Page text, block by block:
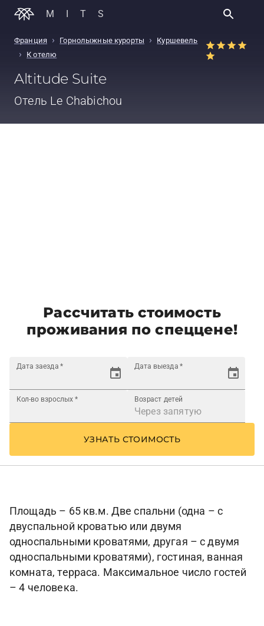
MITS
Франция › Горнолыжные курорты › Куршевель
› К отелю
Altitude Suite
Отель Le Chabichou
Рассчитать стоимость
проживания по спеццене!
Дата заезда * Дата выезда *
Кол-во взрослых * Возраст детей
УЗНАТЬ СТОИМОСТЬ
Площадь – 65 кв.м. Две спальни (одна – с
двуспальной кроватью или двумя
односпальными кроватями, другая – с двумя
односпальными кроватями), гостиная, ванная
комната, терраса. Максимальное число гостей
– 4 человека.